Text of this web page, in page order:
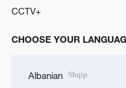
CCTV+
CHOOSE YOUR
Albanian Shqip